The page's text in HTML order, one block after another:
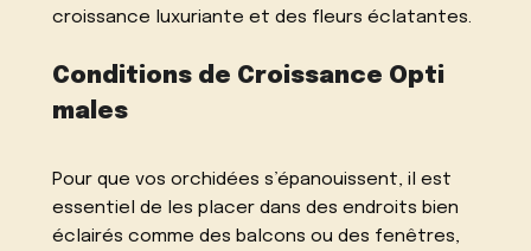
croissance luxuriante et des fleurs éclatantes.
Conditions de Croissance Opti​
males
Pour que vos orchidées s’épanouissent, il est
essentiel de les placer dans des endroits bien
éclairés comme des balcons ou des fenêtres,